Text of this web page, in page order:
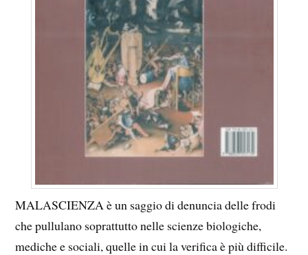
MALASCIENZA è un saggio di denuncia delle frodi
che pullulano soprattutto nelle scienze biologiche,
mediche e sociali, quelle in cui la verifica è più difficile.